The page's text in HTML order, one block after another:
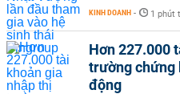
KINH DOANH - 1 phút
Hơn 227.000
trường chứng
động